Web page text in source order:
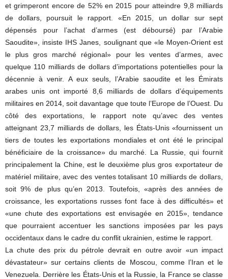
et grimperont encore de 52% en 2015 pour atteindre 9,8 milliards
de dollars, poursuit le rapport. «En 2015, un dollar sur sept
dépensés pour l’achat d’armes (est déboursé) par l’Arabie
Saoudite», insiste IHS Janes, soulignant que «le Moyen-Orient est
le plus gros marché régional» pour les ventes d’armes, avec
quelque 110 milliards de dollars d’importations potentielles pour la
décennie à venir. A eux seuls, l’Arabie saoudite et les Émirats
arabes unis ont importé 8,6 milliards de dollars d’équipements
militaires en 2014, soit davantage que toute l’Europe de l’Ouest. Du
côté des exportations, le rapport note qu’avec des ventes
atteignant 23,7 milliards de dollars, les États-Unis «fournissent un
tiers de toutes les exportations mondiales et ont été le principal
bénéficiaire de la croissance» du marché. La Russie, qui fournit
principalement la Chine, est le deuxième plus gros exportateur de
matériel militaire, avec des ventes totalisant 10 milliards de dollars,
soit 9% de plus qu’en 2013. Toutefois, «après des années de
croissance, les exportations russes font face à des difficultés» et
«une chute des exportations est envisagée en 2015», tendance
que pourraient accentuer les sanctions imposées par les pays
occidentaux dans le cadre du conflit ukrainien, estime le rapport.
La chute des prix du pétrole devrait en outre avoir «un impact
dévastateur» sur certains clients de Moscou, comme l’Iran et le
Venezuela. Derrière les États-Unis et la Russie, la France se classe